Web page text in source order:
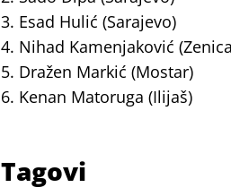
3. Esad Hulić (Sarajevo)
4. Nihad Kamenjaković
5. Dražen Markić (Mostar)
6. Kenan Matoruga (Ilijaš)
Tagovi